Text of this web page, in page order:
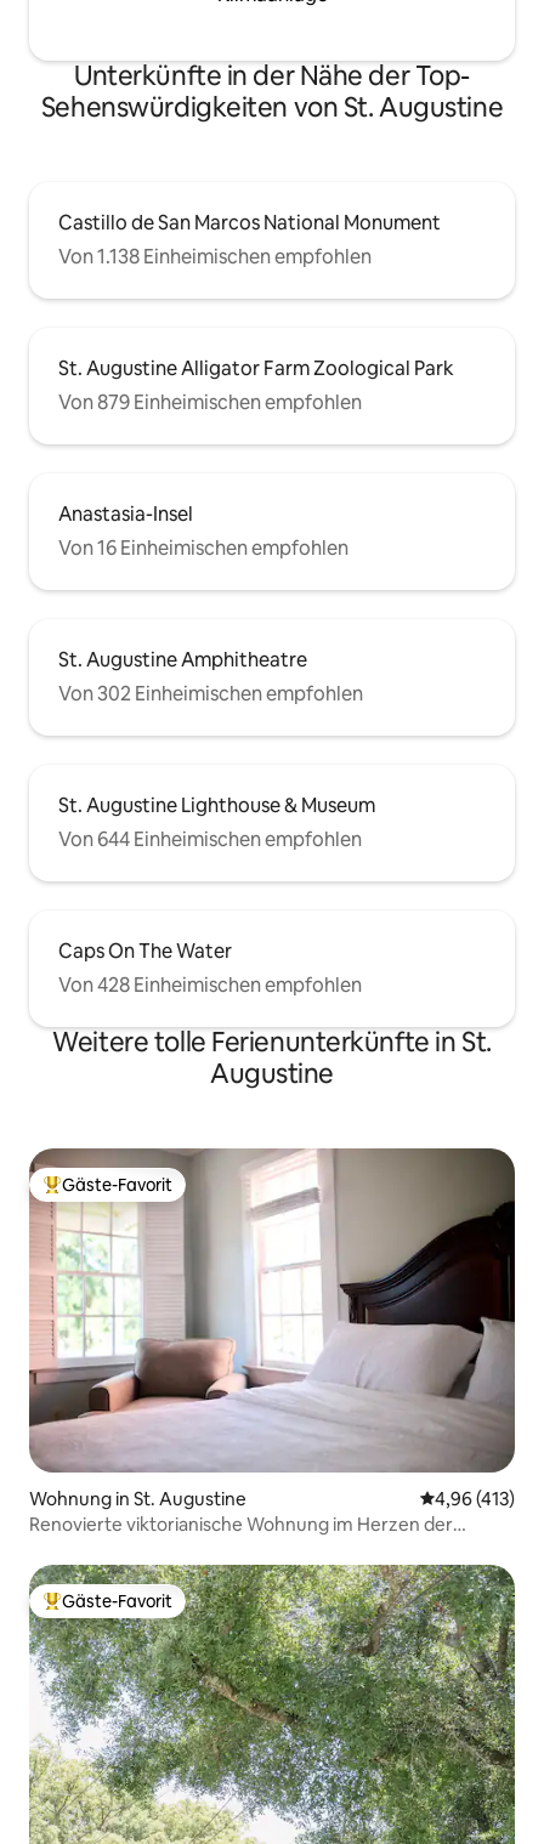
Unterkünfte in der Nähe der Top-
Sehenswürdigkeiten von St. Augustine
Castillo de San Marcos National Monument
Von 1.138 Einheimischen empfohlen
St. Augustine Alligator Farm Zoological Park
Von 879 Einheimischen empfohlen
Anastasia-Insel
Von 16 Einheimischen empfohlen
St. Augustine Amphitheatre
Von 302 Einheimischen empfohlen
St. Augustine Lighthouse & Museum
Von 644 Einheimischen empfohlen
Caps On The Water
Von 428 Einheimischen empfohlen
Weitere tolle Ferienunterkünfte in St.
Augustine
Beliebter Gäste-Favorit.
Gäste-Favorit
Wohnung in St. Augustine
4,96 (413)
Renovierte viktorianische Wohnung im Herzen der
Beliebter Gäste-Favorit.
Gäste-Favorit